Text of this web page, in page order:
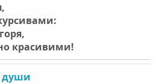
красивими!